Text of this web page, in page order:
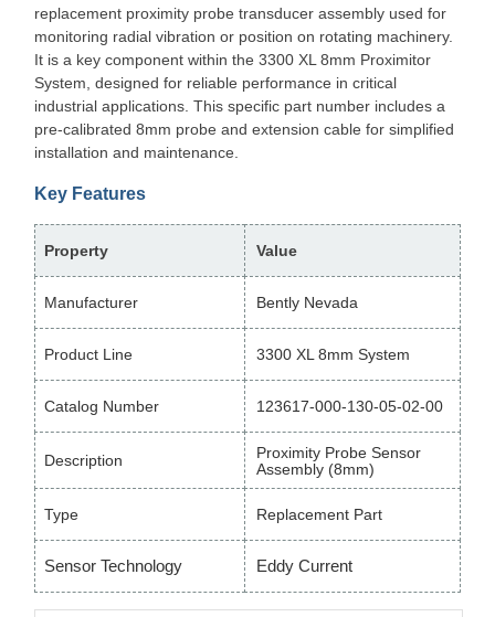
replacement proximity probe transducer assembly used for
monitoring radial vibration or position on rotating machinery.
It is a key component within the 3300 XL 8mm Proximitor
System, designed for reliable performance in critical
industrial applications. This specific part number includes a
pre-calibrated 8mm probe and extension cable for simplified
installation and maintenance.
Key Features
Property Value
Manufacturer Bently Nevada
Product Line 3300 XL 8mm System
Catalog Number 123617-000-130-05-02-00
Description
Proximity Probe Sensor
Assembly (8mm)
Type Replacement Part
Sensor Technology Eddy Current